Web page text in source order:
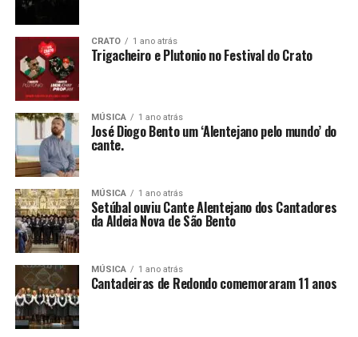
CRATO 1 ano atrás
Trigacheiro e Plutonio no Festival do Crato
MÚSICA 1 ano atrás
José Diogo Bento um ‘Alentejano pelo mundo’ do
cante.
MÚSICA 1 ano atrás
Setúbal ouviu Cante Alentejano dos Cantadores
da Aldeia Nova de São Bento
MÚSICA 1 ano atrás
Cantadeiras de Redondo comemoraram 11 anos